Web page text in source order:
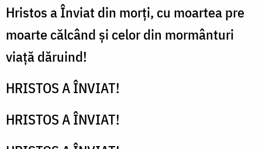
Hristos a Înviat din morți, cu moartea pre
moarte călcând și celor din mormânturi
viață dăruind!
HRISTOS A ÎNVIAT!
HRISTOS A ÎNVIAT!